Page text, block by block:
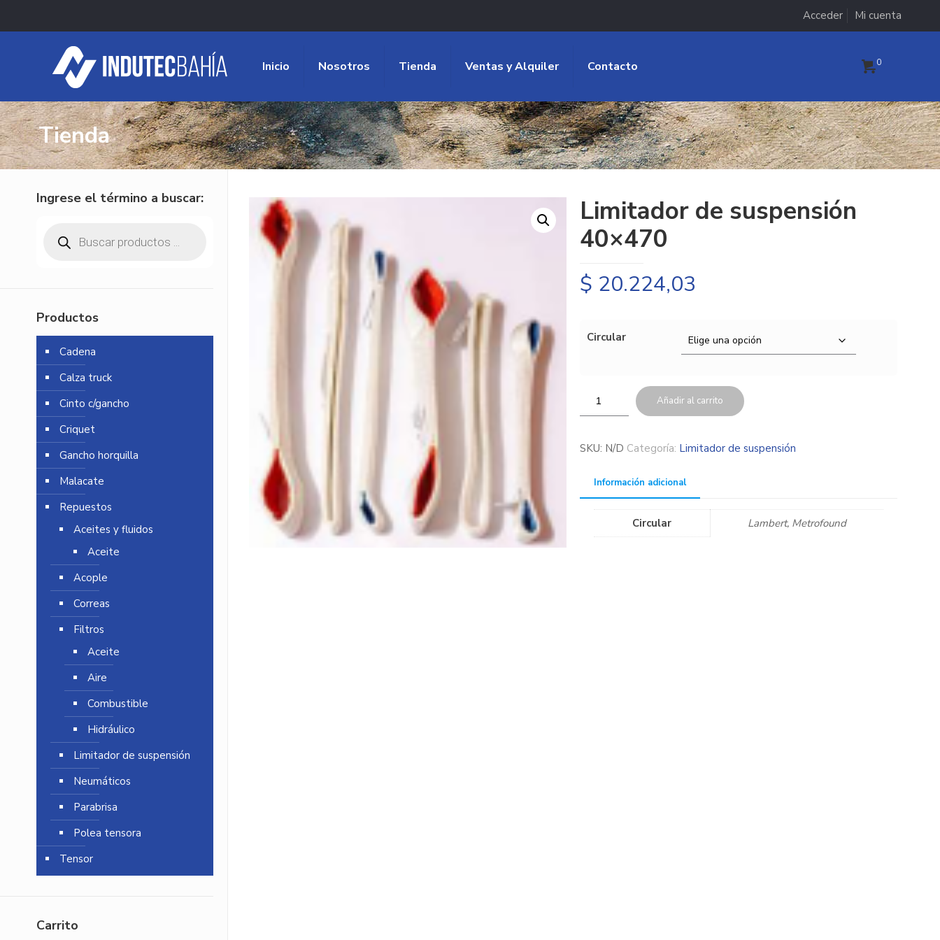
Acceder Mi cuenta
Inicio Nosotros Tienda Ventas y Alquiler Contacto 0
Tienda
Limitador de suspensión
40×470
$ 20.224,03
Circular
Añadir al carrito
SKU: N/D Categoría: Limitador de suspensión
Información adicional
Circular Lambert, Metrofound
Ingrese el término a buscar:
productos
Productos
Cadena
Calza truck
Cinto c/gancho
Criquet
Gancho horquilla
Malacate
Repuestos
Aceites y fluidos
Aceite
Acople
Correas
Filtros
Aceite
Aire
Combustible
Hidráulico
Limitador de suspensión
Neumáticos
Parabrisa
Polea tensora
Tensor
Carrito